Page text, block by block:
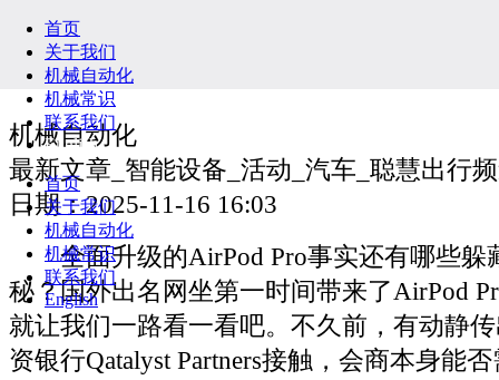
首页
关于我们
机械自动化
机械常识
联系我们
English
首页
关于我们
机械自动化
机械常识
联系我们
English
机械自动化
最新文章_智能设备_活动_汽车_聪慧出行
日期：2025-11-16 16:03
全面升级的AirPod Pro事实还有哪些躲
秘？国外出名网坐第一时间带来了AirPod
就让我们一路看一看吧。不久前，有动静
资银行Qatalyst Partners接触，会商本身能